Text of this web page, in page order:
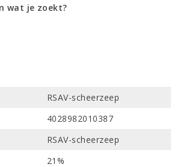
wat je zoekt?
RSAV-scheerzeep
4028982010387
RSAV-scheerzeep
21%